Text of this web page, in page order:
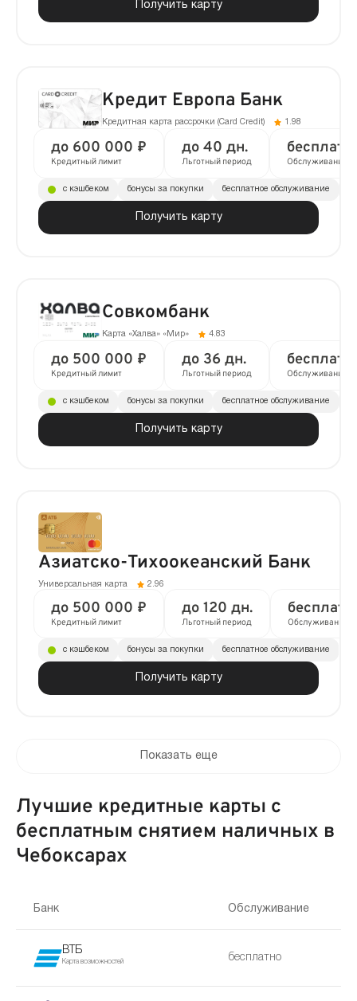
Получить карту
Кредит Европа Банк
Кредитная карта рассрочки (Сard Сredit) 1.98
до 600 000 ₽
Кредитный лимит
до 40 дн.
Льготный период Обслуживание
Получить карту
с кэшбеком бонусы за покупки бесплатное обслуживание
Совкомбанк
Карта «Халва» «Мир» 4.83
до 500 000 ₽
Кредитный лимит
до 36 дн.
Льготный период Обслуживание
Получить карту
с кэшбеком бонусы за покупки бесплатное обслуживание
Азиатско-Тихоокеанский Банк
Универсальная карта 2.96
до 500 000 ₽
Кредитный лимит
до 120 дн.
Льготный период Обслуживание
Получить карту
с кэшбеком бонусы за покупки бесплатное обслуживание
Показать еще
Лучшие кредитные карты с
бесплатным снятием наличных в
Чебоксарах
Банк Обслуживание
ВТБ
Карта возможностей бесплатно